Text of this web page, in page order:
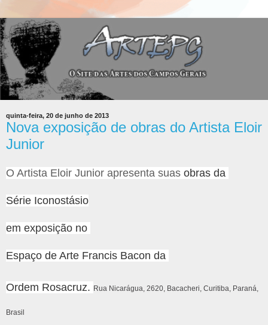
quinta-feira, 20 de junho de 2013
Nova exposição de obras do Artista Eloir
Junior
O Artista Eloir Junior apresenta suas obras da
Série Iconostásio
em exposição no
Espaço de Arte Francis Bacon da
Ordem Rosacruz. Rua Nicarágua, 2620, Bacacheri, Curitiba, Paraná,
Brasil